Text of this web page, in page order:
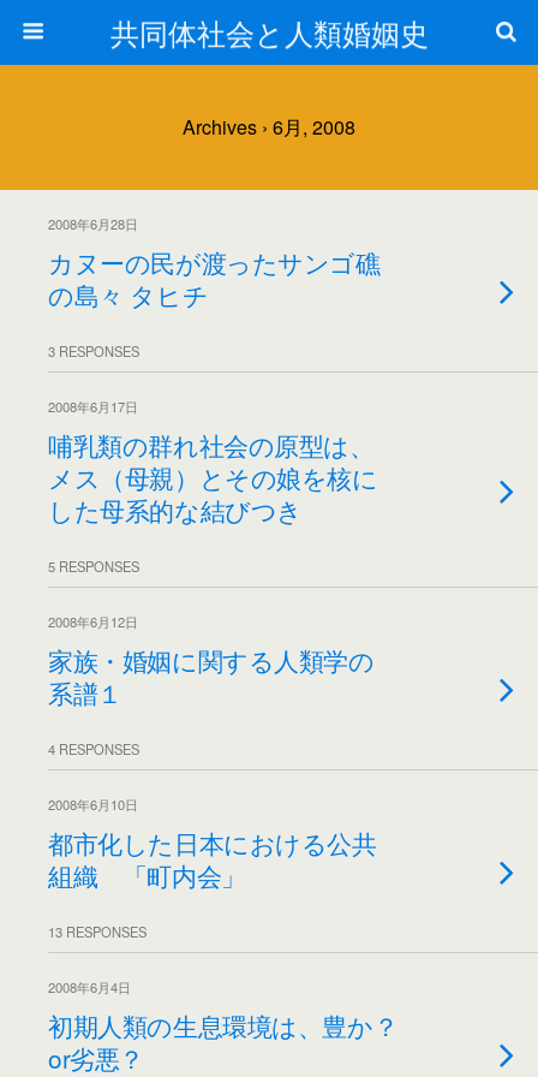
共同体社会と人類婚姻史
Archives › 6月, 2008
2008年6月28日
カヌーの民が渡ったサンゴ礁
の島々 タヒチ
3 RESPONSES
2008年6月17日
哺乳類の群れ社会の原型は、
メス（母親）とその娘を核に
した母系的な結びつき
5 RESPONSES
2008年6月12日
家族・婚姻に関する人類学の
系譜１
4 RESPONSES
2008年6月10日
都市化した日本における公共
組織 「町内会」
13 RESPONSES
2008年6月4日
初期人類の生息環境は、豊か？
or劣悪？